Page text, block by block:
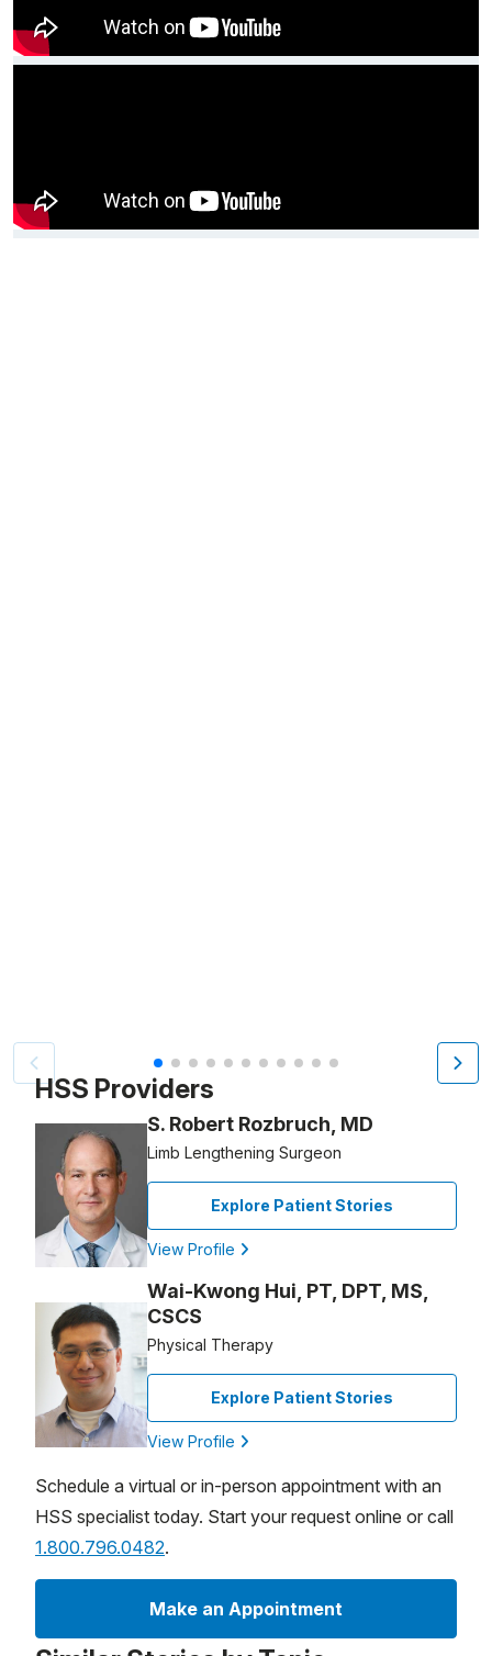
Video Title, 1 of 11
HSS Providers
S. Robert Rozbruch, MD
Limb Lengthening Surgeon
Explore Patient Stories
View Profile
Wai-Kwong Hui, PT, DPT, MS,
CSCS
Physical Therapy
Explore Patient Stories
View Profile
Schedule a virtual or in-person appointment with an
HSS specialist today. Start your request online or call
1.800.796.0482.
Make an Appointment